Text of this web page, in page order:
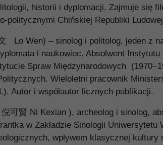
historii i dyplomacji. Zajmuje się
politycznymi Chińskiej Republiki
Lo Wen) – sinolog i politolog, jeden z
i naukowiec. Absolwent
Spraw Międzynarodowych
Wieloletni pracownik
Autor i współautor licznych publikacji.
可賢 Ni Kexian ), archeolog i sinolog,
w Zakładzie Sinologii
wpływem klasycznej